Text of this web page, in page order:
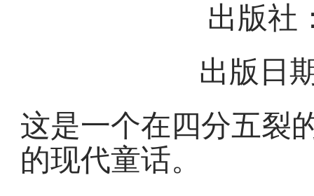
出版社
出版日
这是一个在四分五裂
的现代童话。